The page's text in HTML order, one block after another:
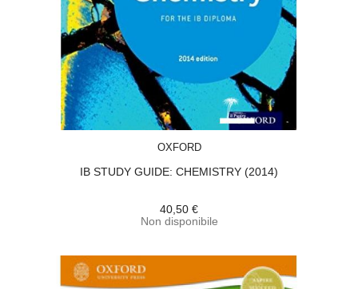
OXFORD
IB STUDY GUIDE: CHEMISTRY (2014)
40,50 €
Non disponibile